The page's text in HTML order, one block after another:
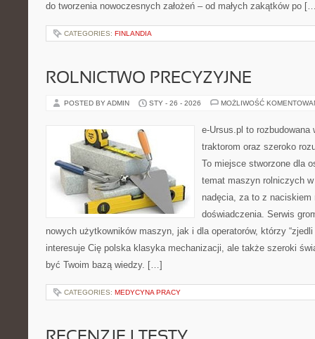
do tworzenia nowoczesnych założeń – od małych zakątków po
CATEGORIES: FINLANDIA
ROLNICTWO PRECYZYJNE
POSTED BY ADMIN STY - 26 - 2026 MOŻLIWOŚĆ
e-Ursus.pl to rozbudowana
traktorom oraz szeroko
To miejsce stworzone dla
temat maszyn rolniczych
nadęcia, za to z naciskiem
doświadczenia. Serwis
nowych użytkowników maszyn, jak i dla operatorów, którzy
interesuje Cię polska klasyka mechanizacji, ale także szeroki
być Twoim bazą wiedzy. […]
CATEGORIES: MEDYCYNA PRACY